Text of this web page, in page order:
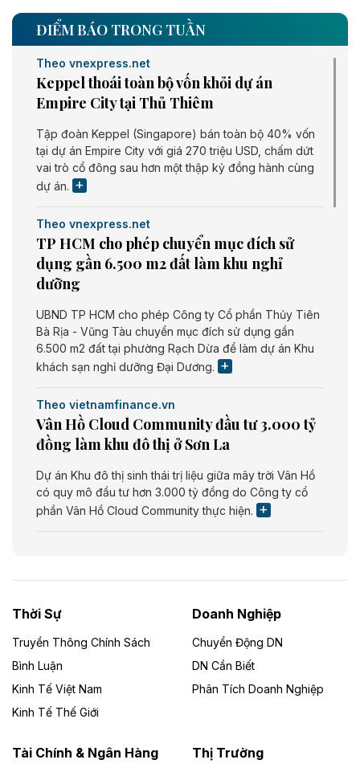
ĐIỂM BÁO TRONG TUẦN
Theo vnexpress.net
Keppel thoái toàn bộ vốn khỏi dự án
Empire City tại Thủ Thiêm
Tập đoàn Keppel (Singapore) bán toàn bộ 40% vốn
tại dự án Empire City với giá 270 triệu USD, chấm dứt
vai trò cổ đông sau hơn một thập kỷ đồng hành cùng
dự án.
Theo vnexpress.net
TP HCM cho phép chuyển mục đích sử
dụng gần 6.500 m2 đất làm khu nghỉ
dưỡng
UBND TP HCM cho phép Công ty Cổ phần Thủy Tiên
Bà Rịa - Vũng Tàu chuyển mục đích sử dụng gần
6.500 m2 đất tại phường Rạch Dừa để làm dự án Khu
khách sạn nghỉ dưỡng Đại Dương.
Theo vietnamfinance.vn
Vân Hồ Cloud Community đầu tư 3.000 tỷ
đồng làm khu đô thị ở Sơn La
Dự án Khu đô thị sinh thái trị liệu giữa mây trời Vân Hồ
có quy mô đầu tư hơn 3.000 tỷ đồng do Công ty cổ
phần Vân Hồ Cloud Community thực hiện.
Dự án Nhà máy xử lý rác và phát điện Bắc Giang do
Công ty TNHH Năng lượng môi trường Bắc Giang làm
Theo vietnamfinance.vn
Đức Long Gia Lai mở rộng ‘hệ sinh thái’
Lai
Thời Sự
Truyền Thông Chính Sách
Bình Luận
Kinh Tế Việt Nam
Kinh Tế Thế Giới
Doanh Nghiệp
Chuyển Động DN
DN Cần Biết
Phân Tích Doanh Nghiệp
Tài Chính & Ngân Hàng Thị Trường